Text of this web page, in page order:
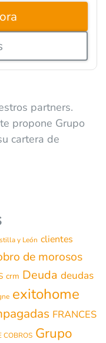
partners.
propone Grupo
cartera de
y León clientes
de morosos
crm Deuda deudas
exitohome
FRANCES
COBROS Grupo